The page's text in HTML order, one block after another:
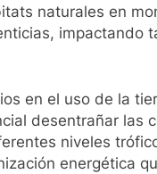
naturales en
impactando
en el uso de la
desentrañar las
niveles
energética